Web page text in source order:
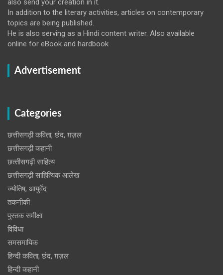
also send your creation in it.
In addition to the literary activities, articles on contemporary
topics are being published.
He is also serving as a Hindi content writer. Also available
online for eBook and hardbook
Advertisement
Categories
छत्तीसगढ़ी कविता, छंद, ग़ज़ल
छत्तीसगढ़ी कहानी
छत्‍तीसगढ़ी साहित्‍य
छत्तीसगढ़ी साहित्यिक आलेख
ज्योतिष, आयुर्वेद
तकनीकी
पुस्‍तक समीक्षा
विविधा
समसमायिक
हिन्दी कविता, छंद, ग़ज़ल
हिन्दी कहानी